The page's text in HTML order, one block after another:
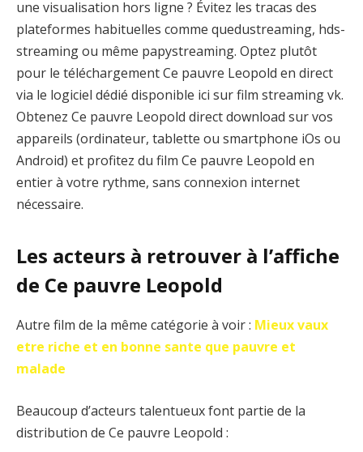
une visualisation hors ligne ? Évitez les tracas des
plateformes habituelles comme quedustreaming, hds-
streaming ou même papystreaming. Optez plutôt
pour le téléchargement Ce pauvre Leopold en direct
via le logiciel dédié disponible ici sur film streaming vk.
Obtenez Ce pauvre Leopold direct download sur vos
appareils (ordinateur, tablette ou smartphone iOs ou
Android) et profitez du film Ce pauvre Leopold en
entier à votre rythme, sans connexion internet
nécessaire.
Les acteurs à retrouver à l’affiche
de Ce pauvre Leopold
Autre film de la même catégorie à voir : Mieux vaux
etre riche et en bonne sante que pauvre et
malade
Beaucoup d’acteurs talentueux font partie de la
distribution de Ce pauvre Leopold :